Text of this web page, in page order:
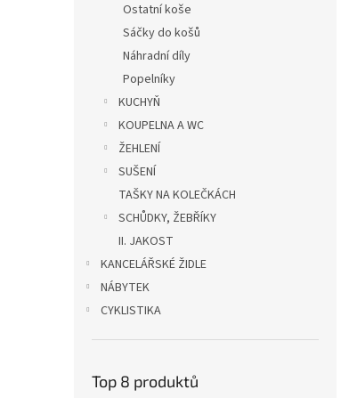
Ostatní koše
Sáčky do košů
Náhradní díly
Popelníky
KUCHYŇ
KOUPELNA A WC
ŽEHLENÍ
SUŠENÍ
TAŠKY NA KOLEČKÁCH
SCHŮDKY, ŽEBŘÍKY
II. JAKOST
KANCELÁŘSKÉ ŽIDLE
NÁBYTEK
CYKLISTIKA
Top 8 produktů